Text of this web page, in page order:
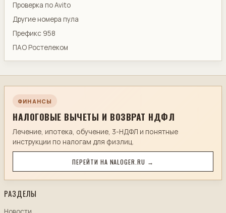
Проверка по Avito
Другие номера пула
Префикс 958
ПАО Ростелеком
ФИНАНСЫ
НАЛОГОВЫЕ ВЫЧЕТЫ И ВОЗВРАТ НДФЛ
Лечение, ипотека, обучение, 3-НДФЛ и понятные
инструкции по налогам для физлиц.
ПЕРЕЙТИ НА NALOGER.RU →
РАЗДЕЛЫ